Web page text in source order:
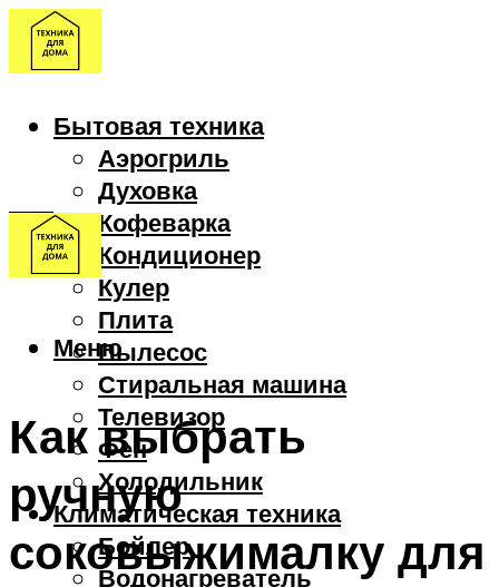
Бытовая техника
Аэрогриль
Духовка
Кофеварка
Кондиционер
Кулер
Плита
Пылесос
Стиральная машина
Телевизор
Фен
Холодильник
Климатическая техника
Бойлер
Водонагреватель
Меню
Как выбрать
ручную
соковыжималку для